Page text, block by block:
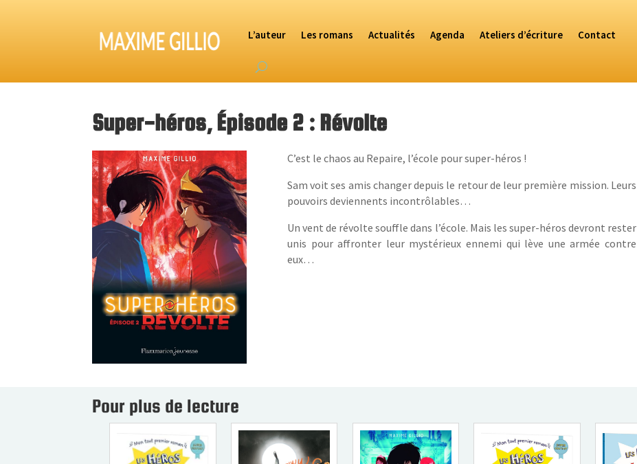
L’auteur Les romans Actualités Agenda Ateliers d’écriture Contact
Super-héros, Épisode 2 : Révolte
C’est le chaos au Repaire, l’école pour super-héros !
Sam voit ses amis changer depuis le retour de leur première mission. Leurs
pouvoirs deviennents incontrôlables…
Un vent de révolte souffle dans l’école. Mais les super-héros devront rester
unis pour affronter leur mystérieux ennemi qui lève une armée contre
eux…
Pour plus de lecture